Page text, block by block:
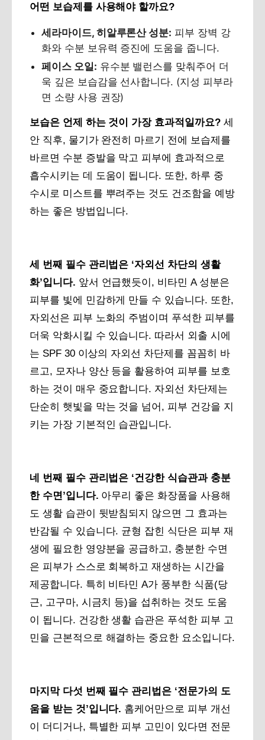
어떤 보습제를 사용해야 할까요?
세라마이드, 히알루론산 성분: 피부 장벽 강
화와 수분 보유력 증진에 도움을 줍니다.
페이스 오일: 유수분 밸런스를 맞춰주어 더
욱 깊은 보습감을 선사합니다. (지성 피부라
면 소량 사용 권장)
보습은 언제 하는 것이 가장 효과적일까요?세
안 직후, 물기가 완전히 마르기 전에 보습제를
바르면 수분 증발을 막고 피부에 효과적으로
흡수시키는 데 도움이 됩니다. 또한, 하루 중
수시로 미스트를 뿌려주는 것도 건조함을 예방
하는 좋은 방법입니다.
세 번째 필수 관리법은 ‘자외선 차단의 생활
화’입니다. 앞서 언급했듯이, 비타민 A 성분은
피부를 빛에 민감하게 만들 수 있습니다. 또한,
자외선은 피부 노화의 주범이며 푸석한 피부를
더욱 악화시킬 수 있습니다. 따라서 외출 시에
는 SPF 30 이상의 자외선 차단제를 꼼꼼히 바
르고, 모자나 양산 등을 활용하여 피부를 보호
하는 것이 매우 중요합니다. 자외선 차단제는
단순히 햇빛을 막는 것을 넘어, 피부 건강을 지
키는 가장 기본적인 습관입니다.
네 번째 필수 관리법은 ‘건강한 식습관과 충분
한 수면’입니다. 아무리 좋은 화장품을 사용해
도 생활 습관이 뒷받침되지 않으면 그 효과는
반감될 수 있습니다. 균형 잡힌 식단은 피부 재
생에 필요한 영양분을 공급하고, 충분한 수면
은 피부가 스스로 회복하고 재생하는 시간을
제공합니다. 특히 비타민 A가 풍부한 식품(당
근, 고구마, 시금치 등)을 섭취하는 것도 도움
이 됩니다. 건강한 생활 습관은 푸석한 피부 고
민을 근본적으로 해결하는 중요한 요소입니다.
마지막 다섯 번째 필수 관리법은 ‘전문가의 도
움을 받는 것’입니다. 홈케어만으로 피부 개선
이 더디거나, 특별한 피부 고민이 있다면 전문